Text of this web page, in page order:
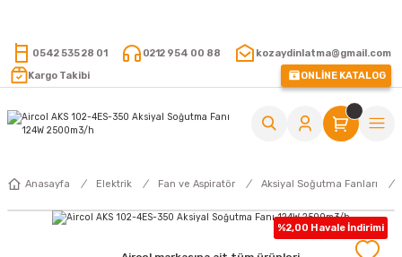
0542 535 28 01 0212 954 00 88
kozaydinlatma@gmail.com
Kargo Takibi
ONLİNE KATALOG
Anasayfa Elektrik Fan ve Aspiratör Aksiyal Soğutma Fanları
%2,00 Havale İndirimi